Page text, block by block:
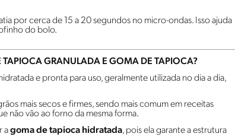
por cerca de 15 a 20 segundos no micro-ondas. Isso ajuda
do bolo.
TAPIOCA GRANULADA E GOMA DE TAPIOCA?
e pronta para uso, geralmente utilizada no dia a dia,
mais secos e firmes, sendo mais comum em receitas
não vão ao forno da mesma forma.
agoma de tapioca hidratada, pois ela garante a estrutura